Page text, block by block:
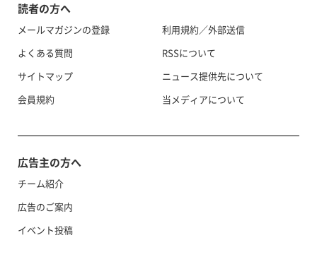
読者の方へ
メールマガジンの登録
よくある質問
サイトマップ
会員規約
利用規約／外部送信
RSSについて
ニュース提供先について
当メディアについて
広告主の方へ
チーム紹介
広告のご案内
イベント投稿